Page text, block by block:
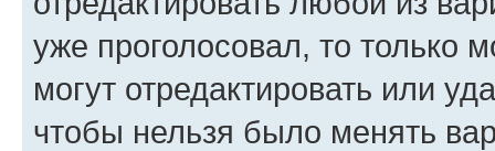
уже проголосовал, то только
могут отредактировать или
чтобы нельзя было менять